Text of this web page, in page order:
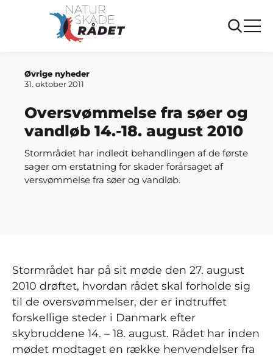
Oversvømmelse fra søer og vandløb 14.-18. august
2010
Øvrige nyheder
31. oktober 2011
Oversvømmelse fra søer og
vandløb 14.-18. august 2010
Stormrådet har indledt behandlingen af de første
sager om erstatning for skader forårsaget af
versvømmelse fra søer og vandløb.
Stormrådet har på sit møde den 27. august
2010 drøftet, hvordan rådet skal forholde sig
til de oversvømmelser, der er indtruffet
forskellige steder i Danmark efter
skybruddene 14. – 18. august. Rådet har inden
mødet modtaget en række henvendelser fra